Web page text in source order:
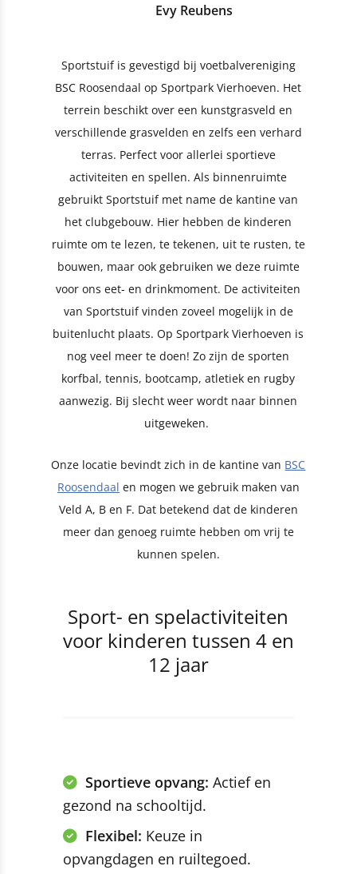
Evy Reubens
Sportstuif is gevestigd bij voetbalvereniging
BSC Roosendaal op Sportpark Vierhoeven. Het
terrein beschikt over een kunstgrasveld en
verschillende grasvelden en zelfs een verhard
terras. Perfect voor allerlei sportieve
activiteiten en spellen. Als binnenruimte
gebruikt Sportstuif met name de kantine van
het clubgebouw. Hier hebben de kinderen
ruimte om te lezen, te tekenen, uit te rusten, te
bouwen, maar ook gebruiken we deze ruimte
voor ons eet- en drinkmoment. De activiteiten
van Sportstuif vinden zoveel mogelijk in de
buitenlucht plaats. Op Sportpark Vierhoeven is
nog veel meer te doen! Zo zijn de sporten
korfbal, tennis, bootcamp, atletiek en rugby
aanwezig. Bij slecht weer wordt naar binnen
uitgeweken.
Onze locatie bevindt zich in de kantine van BSC
Roosendaal en mogen we gebruik maken van
Veld A, B en F. Dat betekend dat de kinderen
meer dan genoeg ruimte hebben om vrij te
kunnen spelen.
Sport- en spelactiviteiten
voor kinderen tussen 4 en
12 jaar
Sportieve opvang: Actief en
gezond na schooltijd.
Flexibel: Keuze in
opvangdagen en ruiltegoed.